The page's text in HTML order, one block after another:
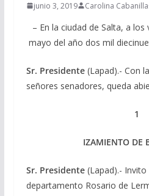
junio 3, 2019 Carolina
– En la ciudad de Salta, a
mayo del año dos mil
Sr. Presidente(Lapad).- Con
señores senadores, queda
1
IZAMIENTO DE
Sr. Presidente(Lapad).- Invito
departamento Rosario de